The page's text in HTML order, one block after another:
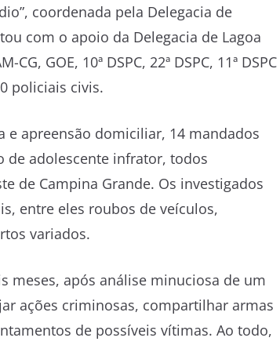
coordenada pela Delegacia de
com o apoio da Delegacia de Lagoa
CG, GOE, 10ª DSPC, 22ª DSPC, 11ª DSPC
policiais civis.
apreensão domiciliar, 14 mandados
de adolescente infrator, todos
de Campina Grande. Os investigados
entre eles roubos de veículos,
variados.
meses, após análise minuciosa de um
ações criminosas, compartilhar armas
de possíveis vítimas. Ao todo,